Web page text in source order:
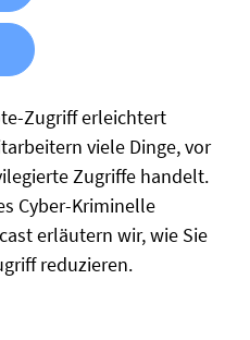
Zugriff erleichtert
viele Dinge, vor
Zugriffe handelt.
Cyber-Kriminelle
erläutern wir, wie Sie
reduzieren.